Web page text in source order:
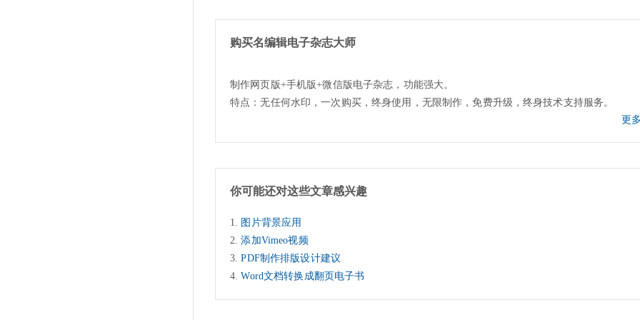
购买名编辑电子杂志大师
制作网页版+手机版+微信版电子杂志，功能强大。
特点：无任何水印，一次购买，终身使用，无限制作，免费升级，终身技术支持服务。
更
你可能还对这些文章感兴趣
图片背景应用
添加Vimeo视频
PDF制作排版设计建议
Word文档转换成翻页电子书